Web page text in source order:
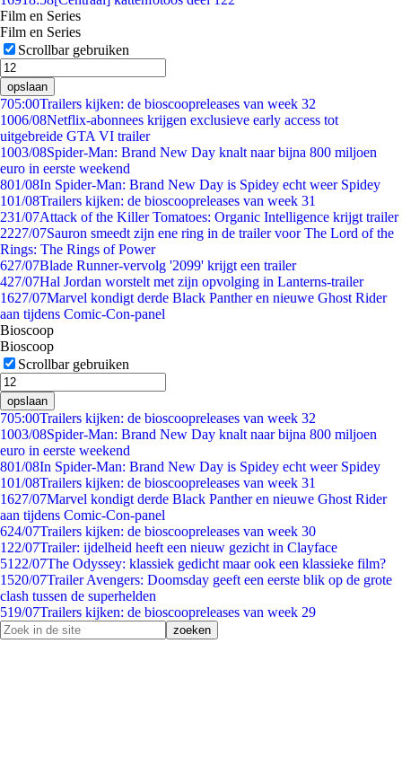
Film en Series
Film en Series
Scrollbar gebruiken
opslaan
705:00Trailers kijken: de bioscoopreleases van week 32
1006/08Netflix-abonnees krijgen exclusieve early access tot
uitgebreide GTA VI trailer
1003/08Spider-Man: Brand New Day knalt naar bijna 800 miljoen
euro in eerste weekend
801/08In Spider-Man: Brand New Day is Spidey echt weer Spidey
101/08Trailers kijken: de bioscoopreleases van week 31
231/07Attack of the Killer Tomatoes: Organic Intelligence krijgt trailer
2227/07Sauron smeedt zijn ene ring in de trailer voor The Lord of the
Rings: The Rings of Power
627/07Blade Runner-vervolg '2099' krijgt een trailer
427/07Hal Jordan worstelt met zijn opvolging in Lanterns-trailer
1627/07Marvel kondigt derde Black Panther en nieuwe Ghost Rider
aan tijdens Comic-Con-panel
Bioscoop
Bioscoop
Scrollbar gebruiken
opslaan
705:00Trailers kijken: de bioscoopreleases van week 32
1003/08Spider-Man: Brand New Day knalt naar bijna 800 miljoen
euro in eerste weekend
801/08In Spider-Man: Brand New Day is Spidey echt weer Spidey
101/08Trailers kijken: de bioscoopreleases van week 31
1627/07Marvel kondigt derde Black Panther en nieuwe Ghost Rider
aan tijdens Comic-Con-panel
624/07Trailers kijken: de bioscoopreleases van week 30
1 22/07Trailer: ijdelheid heeft een nieuw gezicht in Clayface
51 22/07The Odyssey: klassiek gedicht maar ook een klassieke film?
1520/07Trailer Avengers: Doomsday geeft een eerste blik op de grote
clash tussen de superhelden
519/07Trailers kijken: de bioscoopreleases van week 29